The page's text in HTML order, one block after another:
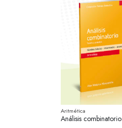
Aritmética
Análisis combinatorio